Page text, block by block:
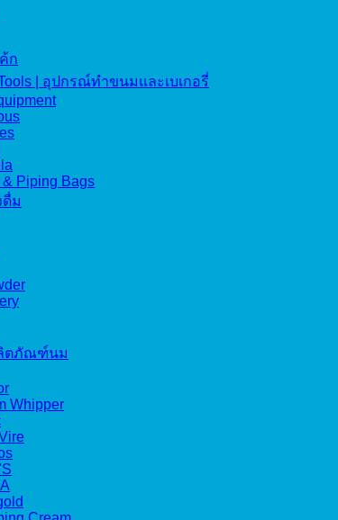
ก
| อุปกรณ์ทำขนมและเบเกอรี่
& Piping Bags
ดื่ม
ลิตภัณฑ์นม
Whipper